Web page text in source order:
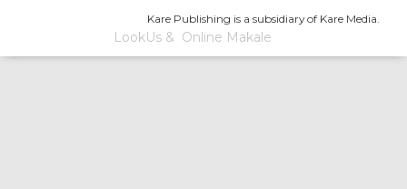
Kare Publishing is a subsidiary of Kare Media.
LookUs& Online Makale